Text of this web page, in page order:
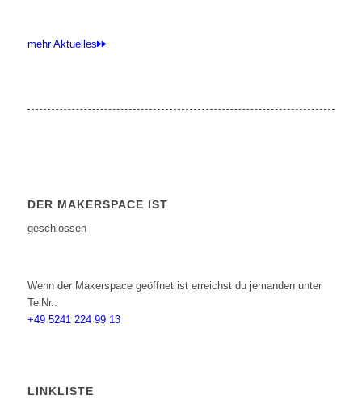
mehr Aktuelles
DER MAKERSPACE IST
geschlossen
Wenn der Makerspace geöffnet ist erreichst du jemanden unter
TelNr.:
+49 5241 224 99 13
LINKLISTE